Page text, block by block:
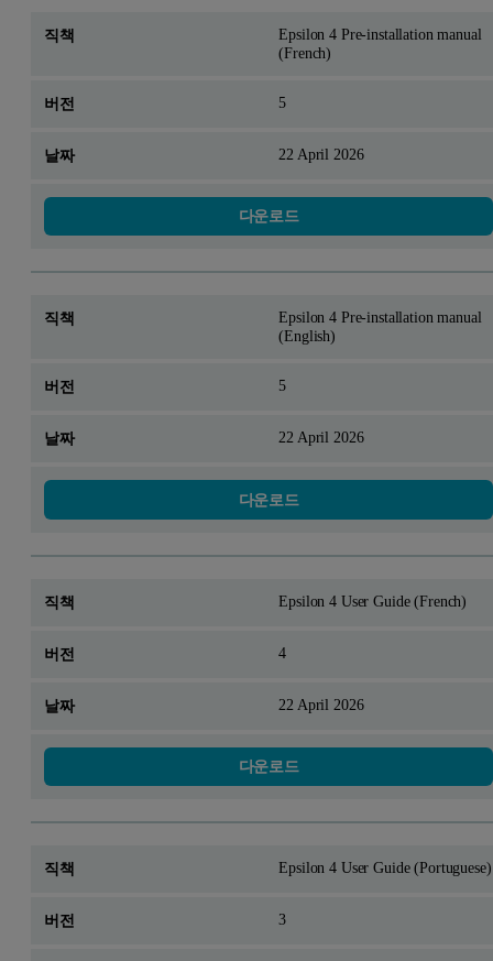
Epsilon 4 Pre-installation manual
(French)
5
22 April 2026
다운로드
Epsilon 4 Pre-installation manual
(English)
5
22 April 2026
다운로드
Epsilon 4 User Guide (French)
4
22 April 2026
다운로드
Epsilon 4 User Guide (Portuguese)
3